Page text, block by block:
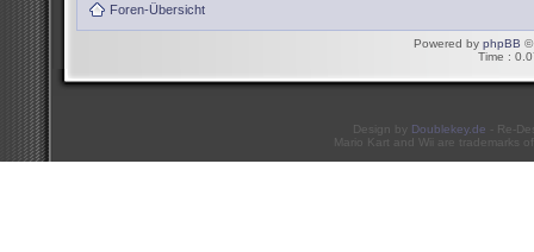
Foren-Übersicht
Powered by phpBB ©
Time :
Design by Doublekey.de - Re-
Mario Kart and Wii are trademarks